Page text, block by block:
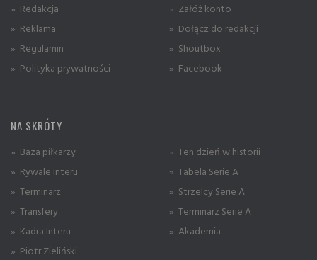
» Redakcja
» Reklama
» Regulamin
» Polityka prywatności
» Załóż konto
» Dołącz do redakcji
» Shoutbox
» Facebook
NA SKRÓTY
» Baza piłkarzy
» Rywale Interu
» Terminarz
» Transfery
» Kadra Interu
» Piotr Zieliński
» Ten dzień w historii
» Tabela Serie A
» Strzelcy Serie A
» Terminarz Serie A
» Akademia